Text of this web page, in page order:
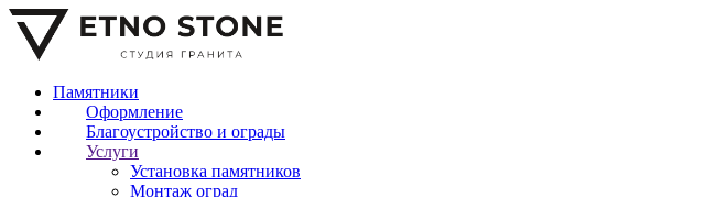
Памятники
Оформление
Благоустройство и ограды
Услуги
Установка памятников
Монтаж оград